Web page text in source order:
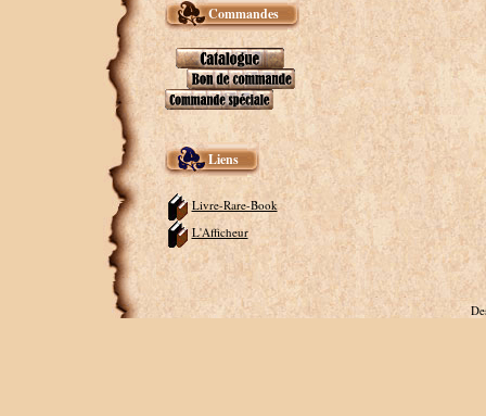
Commandes
Liens
Livre-Rare-Book
L'Afficheur